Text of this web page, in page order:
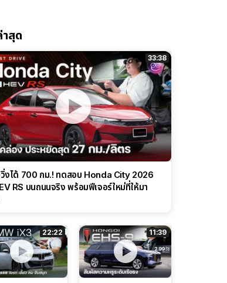
สุด
33:38
วิ่งได้ 700 กม.! ทดสอบ Honda City 2026
RS บนถนนจริง พร้อมฟีเจอร์ใหม่ที่ให้มา
22:22 11:39